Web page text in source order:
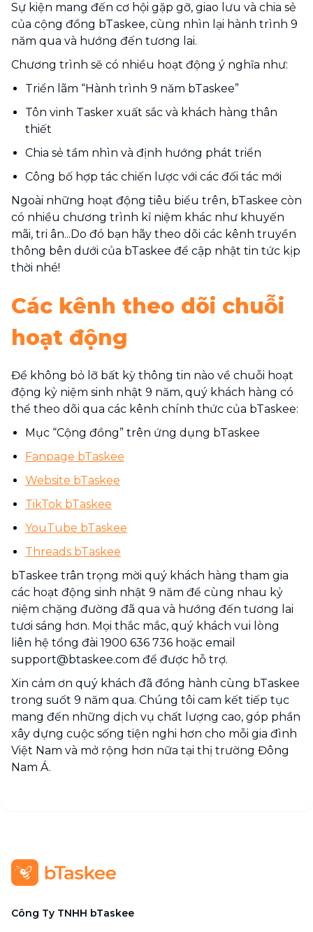
Sự kiện mang đến cơ hội gặp gỡ, giao lưu và chia sẻ
của cộng đồng bTaskee, cùng nhìn lại hành trình 9
năm qua và hướng đến tương lai.
Chương trình sẽ có nhiều hoạt động ý nghĩa như:
Triển lãm “Hành trình 9 năm bTaskee”
Tôn vinh Tasker xuất sắc và khách hàng thân
thiết
Chia sẻ tầm nhìn và định hướng phát triển
Công bố hợp tác chiến lược với các đối tác mới
Ngoài những hoạt động tiêu biểu trên, bTaskee còn
có nhiều chương trình kỉ niệm khác như khuyến
mãi, tri ân...Do đó bạn hãy theo dõi các kênh truyền
thông bên dưới của bTaskee để cập nhật tin tức kịp
thời nhé!
Các kênh theo dõi chuỗi
hoạt động
Để không bỏ lỡ bất kỳ thông tin nào về chuỗi hoạt
động kỷ niệm sinh nhật 9 năm, quý khách hàng có
thể theo dõi qua các kênh chính thức của bTaskee:
Mục “Cộng đồng” trên ứng dụng bTaskee
Fanpage bTaskee
Website bTaskee
TikTok bTaskee
YouTube bTaskee
Threads bTaskee
bTaskee trân trọng mời quý khách hàng tham gia
các hoạt động sinh nhật 9 năm để cùng nhau kỷ
niệm chặng đường đã qua và hướng đến tương lai
tươi sáng hơn. Mọi thắc mắc, quý khách vui lòng
liên hệ tổng đài 1900 636 736 hoặc email
support@btaskee.com để được hỗ trợ.
Xin cảm ơn quý khách đã đồng hành cùng bTaskee
trong suốt 9 năm qua. Chúng tôi cam kết tiếp tục
mang đến những dịch vụ chất lượng cao, góp phần
xây dựng cuộc sống tiện nghi hơn cho mỗi gia đình
Việt Nam và mở rộng hơn nữa tại thị trường Đông
Nam Á.
Công Ty TNHH bTaskee